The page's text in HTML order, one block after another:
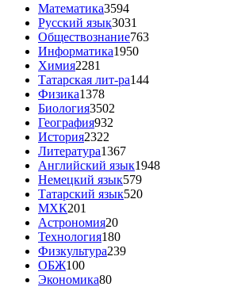
Математика3594
Русский язык3031
Обществознание763
Информатика1950
Химия2281
Татарская лит-ра144
Физика1378
Биология3502
География932
История2322
Литература1367
Английский язык1948
Немецкий язык579
Татарский язык520
МХК201
Астрономия20
Технология180
Физкультура239
ОБЖ100
Экономика80